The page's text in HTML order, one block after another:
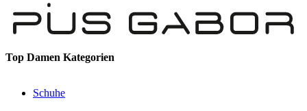
Top Damen Kategorien
Schuhe